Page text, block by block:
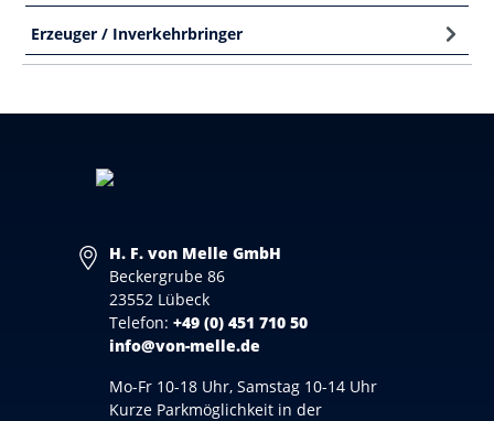
Erzeuger / Inverkehrbringer
H. F. von Melle GmbH
Beckergrube 86
23552 Lübeck
Telefon: +49 (0) 451 710 50
info@von-melle.de
Mo-Fr 10-18 Uhr, Samstag 10-14 Uhr
Kurze Parkmöglichkeit in der